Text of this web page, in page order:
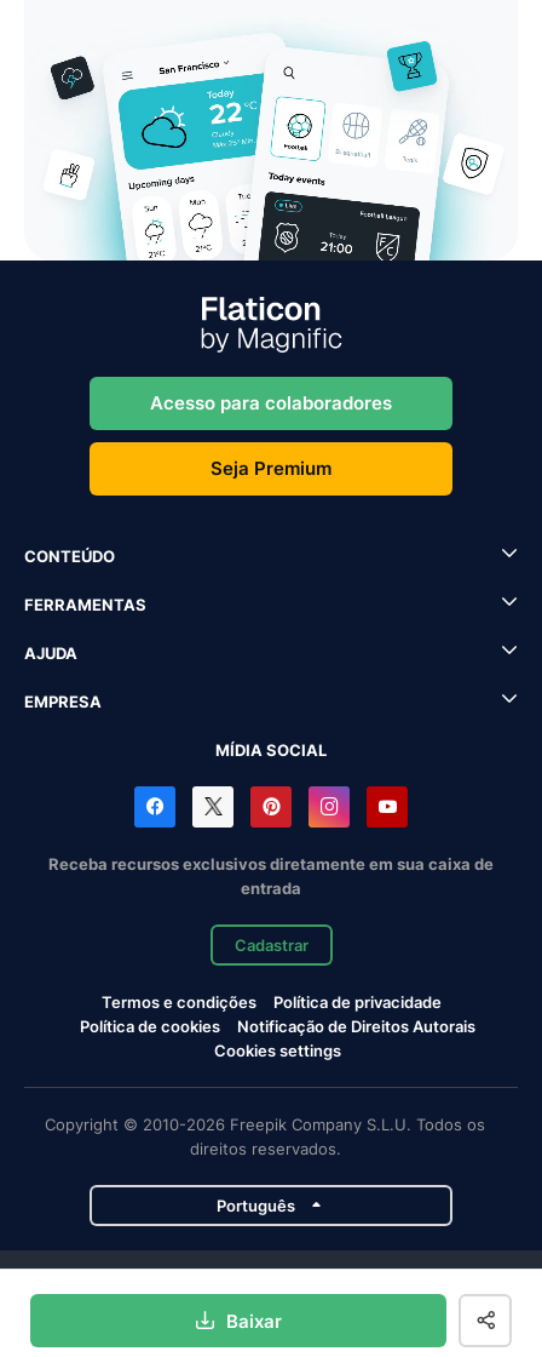
Baixar
Acesso para colaboradores
Seja Premium
CONTEÚDO
FERRAMENTAS
AJUDA
EMPRESA
MÍDIA SOCIAL
Receba recursos exclusivos diretamente em sua caixa de
entrada
Cadastrar
Termos e condições
Política de privacidade
Política de cookies
Notificação de Direitos Autorais
Cookies settings
Copyright © 2010-2026 Freepik Company S.L.U. Todos os
direitos reservados.
Português
Magnific Flaticon